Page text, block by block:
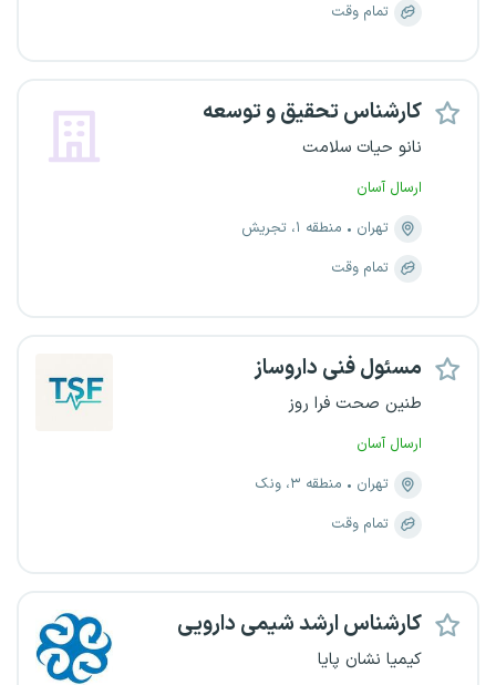
تمام وقت
کارشناس تحقیق و توسعه
نانو حیات سلامت
ارسال آسان
تهران
منطقه ۱، تجریش
تمام وقت
مسئول فنی داروساز
طنین صحت فرا روز
ارسال آسان
تهران
منطقه ۳، ونک
تمام وقت
کارشناس ارشد شیمی دارویی
کیمیا نشان پایا